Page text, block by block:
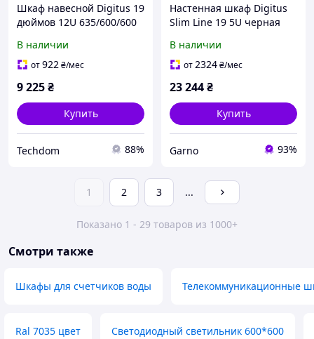
Шкаф навесной Digitus 19
дюймов 12U 635/600/600
дверями серый
В наличии
от922₴/мес
9 225₴
Купить
Techdom 88%
Настенная шкаф Digitus
Slim Line 19 5U черная
В наличии
от2324₴/мес
23 244₴
Купить
Garno 93%
1 2 3 ...
Показано 1 - 29 товаров из 1000+
Смотри также
Шкафы для счетчиков воды Телекоммуникационные
Ral 7035 цвет Светодиодный светильник 600*600